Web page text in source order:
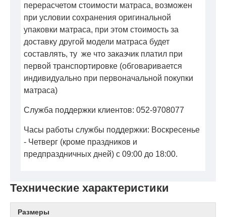
Технические характеристики
Размеры
перерасчетом стоимости матраса, возможен
при условии сохранения оригинальной
упаковки матраса, при этом стоимость за
доставку другой модели матраса будет
составлять, ту же что заказчик платил при
первой транспортировке (обговаривается
индивидуально при первоначальной покупки
матраса)
Служба поддержки клиентов: 052-9708077
Часы работы службы поддержки: Воскресенье
- Четверг (кроме праздников и
предпраздничных дней) с 09:00 до 18:00.